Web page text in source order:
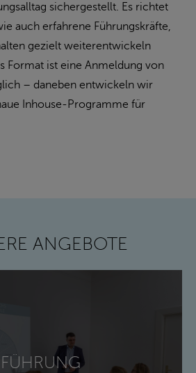
sichergestellt. Es richtet
auch erfahrene Führungskräfte,
gezielt weiterentwickeln
Format ist eine Anmeldung von
– daneben entwickeln wir
Inhouse-Programme für
ANGEBOTE
FÜHRUNG